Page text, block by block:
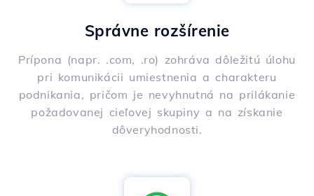
Správne rozšírenie
Prípona (napr. .com, .ro) zohráva dôležitú úlohu
pri komunikácii umiestnenia a charakteru
podnikania, pričom je nevyhnutná na prilákanie
požadovanej cieľovej skupiny a na získanie
dôveryhodnosti.